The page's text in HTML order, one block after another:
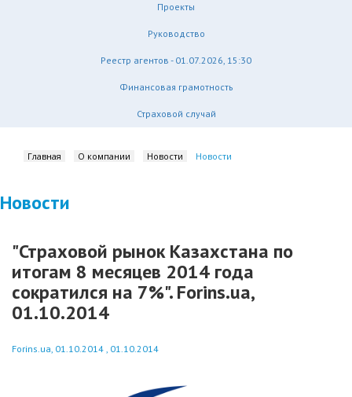
Проекты
Руководство
Реестр агентов - 01.07.2026, 15:30
Финансовая грамотность
Страховой случай
Главная О компании Новости Новости
Новости
"Страховой рынок Казахстана по
итогам 8 месяцев 2014 года
сократился на 7%". Forins.ua,
01.10.2014
Forins.ua, 01.10.2014 , 01.10.2014